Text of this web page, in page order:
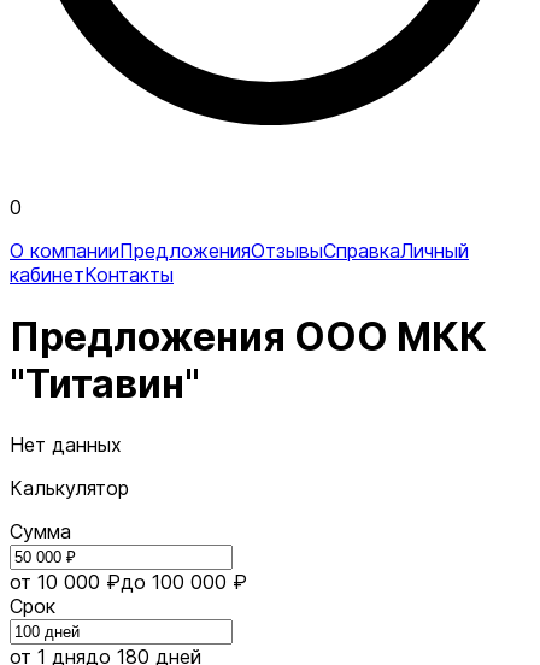
0
О компанииПредложенияОтзывыСправкаЛичный
кабинетКонтакты
Предложения ООО МКК
"Титавин"
Нет данных
Калькулятор
Сумма
от 10 000 ₽до 100 000 ₽
Срок
от 1 днядо 180 дней